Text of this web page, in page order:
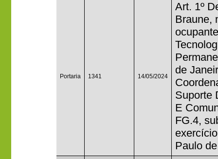
Portaria 1341 14/05/2024
Art. 1º
Braune,
de
Suporte
E
FG.4,
Paulo